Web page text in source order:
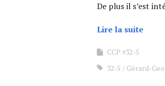
De plus il s’est
Lire la suite
CCP #32-5
32-5
Gérard-